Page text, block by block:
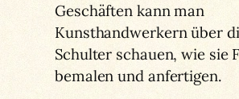
Geschäften kann man
Kunsthandwerkern über
Schulter schauen, wie sie
bemalen und anfertigen.